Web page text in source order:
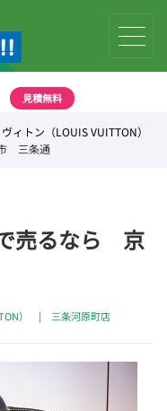
見積無料
ィトン（LOUIS VUITTON）
三条通
売るなら 京
） | 三条河原町店